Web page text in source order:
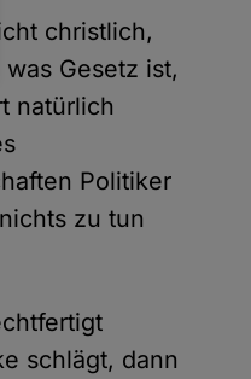
christlich,
Gesetz ist,
natürlich
Politiker
zu tun
schlägt, dann